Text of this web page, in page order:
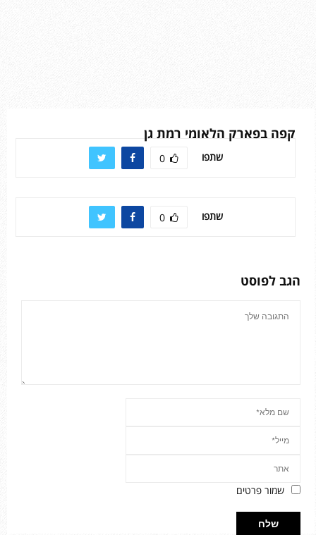
קפה בפארק הלאומי רמת גן
שתפו 0
שתפו 0
הגב לפוסט
שמור פרטים